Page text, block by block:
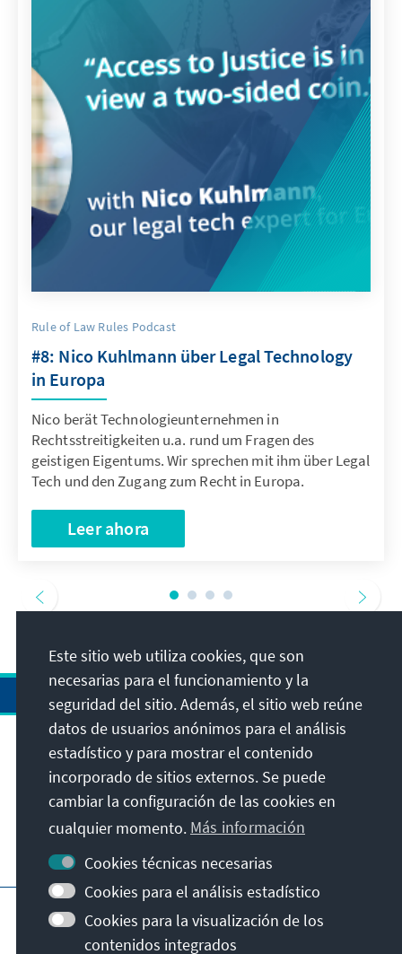
Rule of Law Rules Podcast
#8: Nico Kuhlmann über Legal Technology
in Europa
Nico berät Technologieunternehmen in
Rechtsstreitigkeiten u.a. rund um Fragen des
geistigen Eigentums. Wir sprechen mit ihm über Legal
Tech und den Zugang zum Recht in Europa.
Leer ahora
Dirección
Contacto
Visita también
Página principal de la KAS
Protección de datos
Condiciones de uso
Este sitio web utiliza cookies, que son
necesarias para el funcionamiento y la
seguridad del sitio. Además, el sitio web reúne
datos de usuarios anónimos para el análisis
estadístico y para mostrar el contenido
incorporado de sitios externos. Se puede
cambiar la configuración de las cookies en
cualquier momento. Más información
Cookies técnicas necesarias
Cookies para el análisis estadístico
Cookies para la visualización de los
contenidos integrados